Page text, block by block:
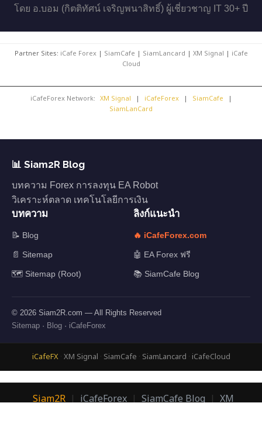
โดย อ.บอม (กิตติทัศน์ เจริญพนาสิทธิ์) ผู้เชี่ยวชาญ IT 30+ ปี
Partner Sites: iCafe Forex| SiamCafe | SiamLancard | XM Signal | iCafe
Cloud
iCafeForex Network: XM Signal | iCafeForex | SiamCafe
|
SiamLanCard
📊 Siam2R Blog
บทความ Forex การลงทุน EA Robot
วิเคราะห์ตลาด เทคโนโลยีการเงิน
บทความ
📝 Blog
📄 Sitemap
🗺️ Sitemap (Root)
ลิงก์แนะนำ
🔥 iCafeForex.com
🤖 EA Forex ฟรี
📚 SiamCafe Blog
© 2026 Siam2R.com — All Rights Reserved
Sitemap · Blog · iCafeForex
iCafeFX· XM Signal · SiamCafe · SiamLancard · iCafeCloud
Siam2R | iCafeForex | SiamCafe Blog | XM